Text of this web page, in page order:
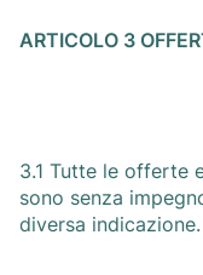
ARTICOLO 3
3.1 Tutte le offerte
sono senza
diversa indicazione.